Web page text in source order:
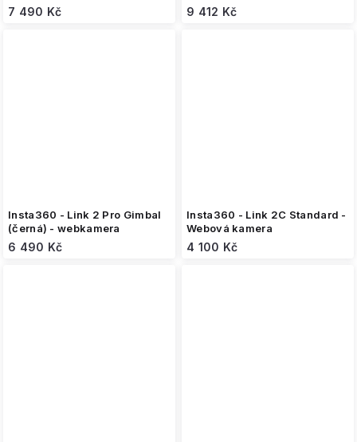
7 490 Kč 9 412 Kč
Insta360 - Link 2 Pro Gimbal
(černá) - webkamera
6 490 Kč
Insta360 - Link 2C Standard -
Webová kamera
4 100 Kč